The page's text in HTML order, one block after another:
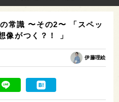
常識 〜その2〜 「スペッ
像がつく？！ 」
伊藤理絵